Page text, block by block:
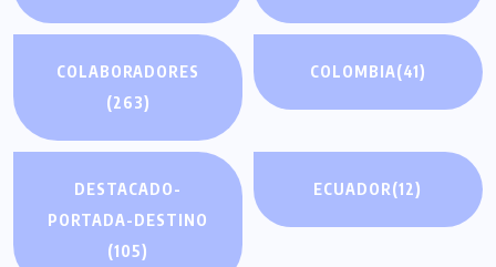
COLABORADORES
(263)
COLOMBIA(41)
DESTACADO-
PORTADA-DESTINO
(105)
ECUADOR(12)